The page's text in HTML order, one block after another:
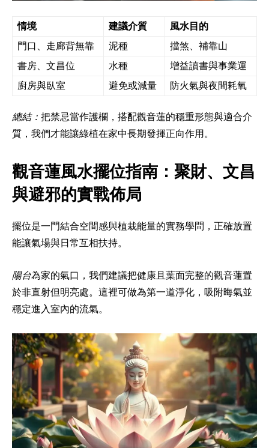
情境 建議介質
風水目的
門口、走廊背無靠
泥種
擋煞、補靠山
書房、文昌位
水種
增益讀書與事業運
廚房與臥室
避免或減量 防火氣與夜間耗氧
總結： 把禁忌當作護欄，搭配觀音蓮的穩重形態與適合介
質，我們才能讓綠植在家中長期發揮正向作用。
觀音蓮風水擺位指南：聚財、文昌
與避邪的實戰佈局
擺位是一門結合空間感與植栽能量的實務學問，正確放置
能讓氣場與日常互相扶持。
陽台為家的氣口，我們建議把健康且葉面完整的觀音蓮置
於非直射但明亮處。這裡可做為第一道淨化，吸附晦氣並
穩定進入室內的流氣。